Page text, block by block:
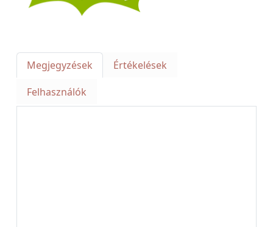
Megjegyzések
Értékelések
Felhasználók